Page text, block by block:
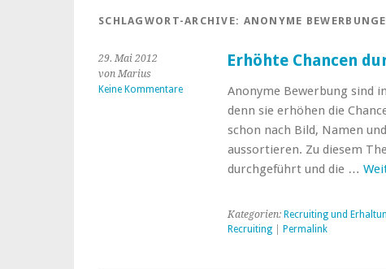
SCHLAGWORT-ARCHIVE: ANONYME
29. Mai 2012
von Marius
Keine Kommentare
Erhöhte Chancen
Anonyme Bewerbung sind
denn sie erhöhen die
schon nach Bild, Namen
aussortieren. Zu diesem
durchgeführt und die …
Kategorien: Recruiting und
Recruiting| Permalink